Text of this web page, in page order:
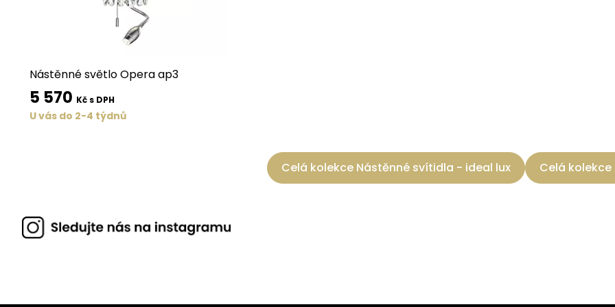
Nástěnné světlo Opera ap3
5 570 Kč s DPH
U vás do 2-4 týdnů
Celá kolekce Nástěnné svítidla - ideal lux Celá